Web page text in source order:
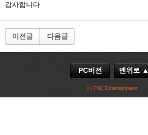
감사합니다
이전글 다음글
PC버전 맨위로 ▲
ⓒ FNC Entertainment